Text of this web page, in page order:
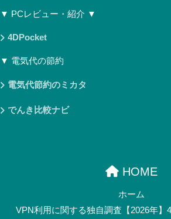
▼ PCレビュー・紹介 ▼
4DPocket
▼ 電気代の節約
電気代節約のミカタ
でんき比較ナビ
HOME
ホーム
VPN利用に関する独自調査【2026年】